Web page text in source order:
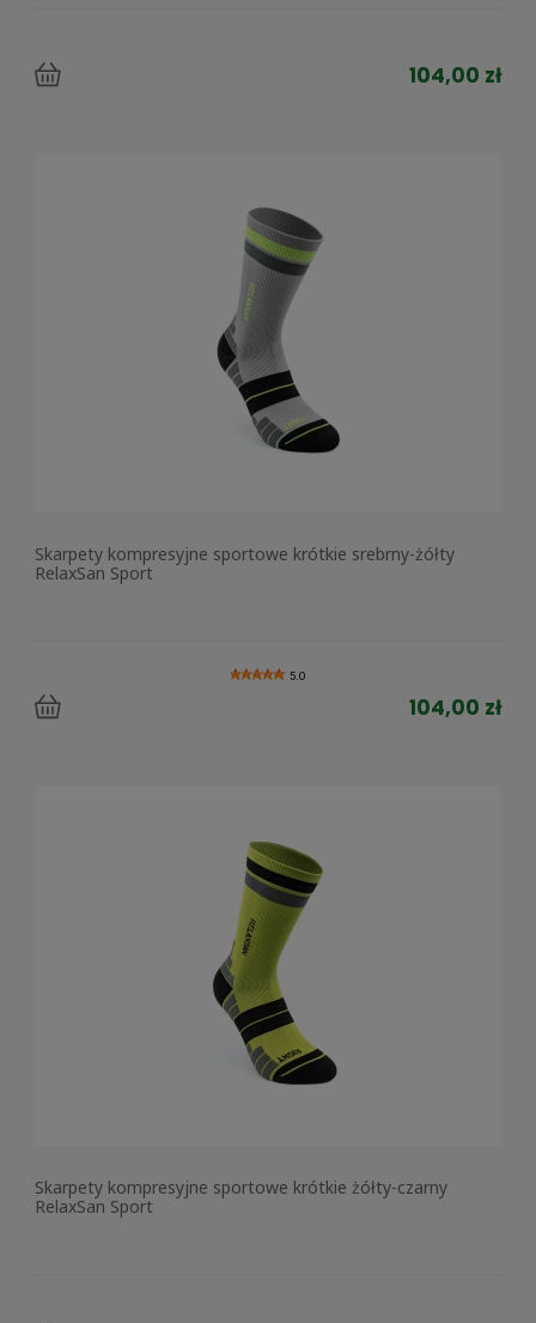
104,00 zł
Skarpety kompresyjne sportowe krótkie srebrny-żółty
RelaxSan Sport
5.0
104,00 zł
Skarpety kompresyjne sportowe krótkie żółty-czarny
RelaxSan Sport